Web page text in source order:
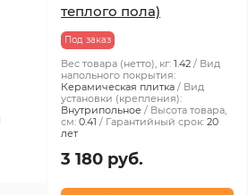
теплого пола)
Под заказ
Вес товара (нетто), кг: 1.42
Вид
напольного покрытия:
Керамическая плитка
Вид
установки (крепления):
Внутрипольное
Высота товара,
см: 0.41 Гарантийный срок: 20
лет
3 180 руб.